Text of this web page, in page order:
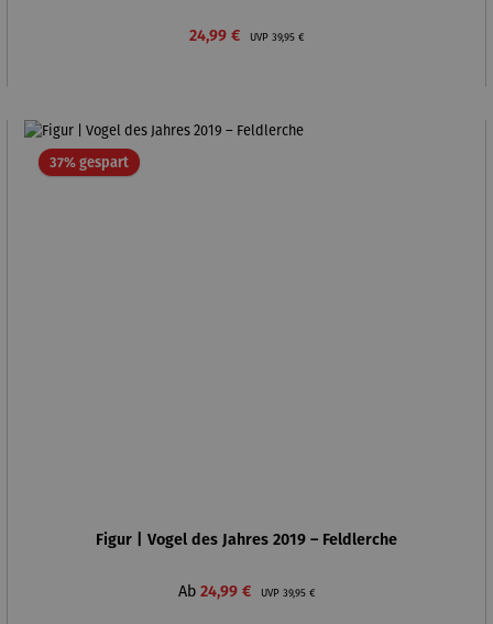
Verkaufspreis:
24,99 € UVP Regulärer Preis:
39,95 €
37% gespartRabatt
Figur | Vogel des Jahres 2019 – Feldlerche
Verkaufspreis:
Ab 24,99 € UVP Regulärer Preis:
39,95 €